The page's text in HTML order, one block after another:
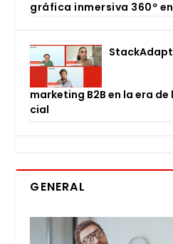
grá­fi­ca inmer­si­va 360º
mar­ke­ting B2B en la era
cial
GENERAL